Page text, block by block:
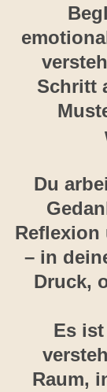
Schritt
Du
Reflexion
– in
Druck,
Es
Raum,